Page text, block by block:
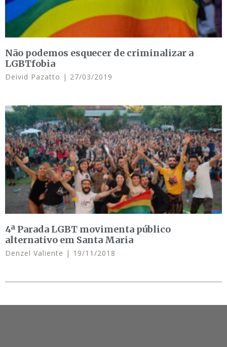
Não podemos esquecer de criminalizar a
LGBTfobia
Deivid Pazatto 27/03/2019
4ª Parada LGBT movimenta público
alternativo em Santa Maria
Denzel Valiente 19/11/2018